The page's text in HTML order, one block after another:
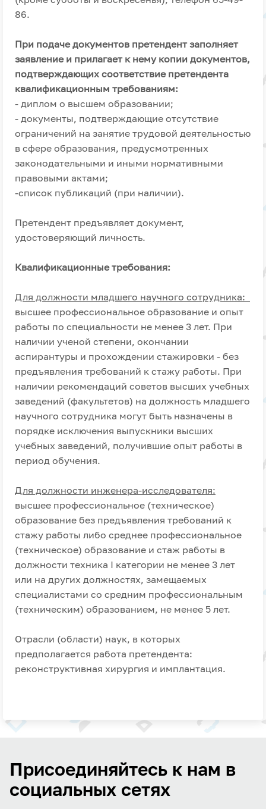
86.
При подаче документов претендент заполняет
заявление и прилагает к нему копии документов,
подтверждающих соответствие претендента
квалификационным требованиям:
- диплом о высшем образовании;
- документы, подтверждающие отсутствие
ограничений на занятие трудовой деятельностью
в сфере образования, предусмотренных
законодательными и иными нормативными
правовыми актами;
-список публикаций (при наличии).
Претендент предъявляет документ,
удостоверяющий личность.
Квалификационные требования:
Для должности младшего научного сотрудника:
высшее профессиональное образование и опыт
работы по специальности не менее 3 лет. При
наличии ученой степени, окончании
аспирантуры и прохождении стажировки - без
предъявления требований к стажу работы. При
наличии рекомендаций советов высших учебных
заведений (факультетов) на должность младшего
научного сотрудника могут быть назначены в
порядке исключения выпускники высших
учебных заведений, получившие опыт работы в
период обучения.
Для должности инженера-исследователя:
высшее профессиональное (техническое)
образование без предъявления требований к
стажу работы либо среднее профессиональное
(техническое) образование и стаж работы в
должности техника I категории не менее 3 лет
или на других должностях, замещаемых
специалистами со средним профессиональным
(техническим) образованием, не менее 5 лет.
Отрасли (области) наук, в которых
предполагается работа претендента:
реконструктивная хирургия и имплантация.
Присоединяйтесь к нам в
социальных сетях